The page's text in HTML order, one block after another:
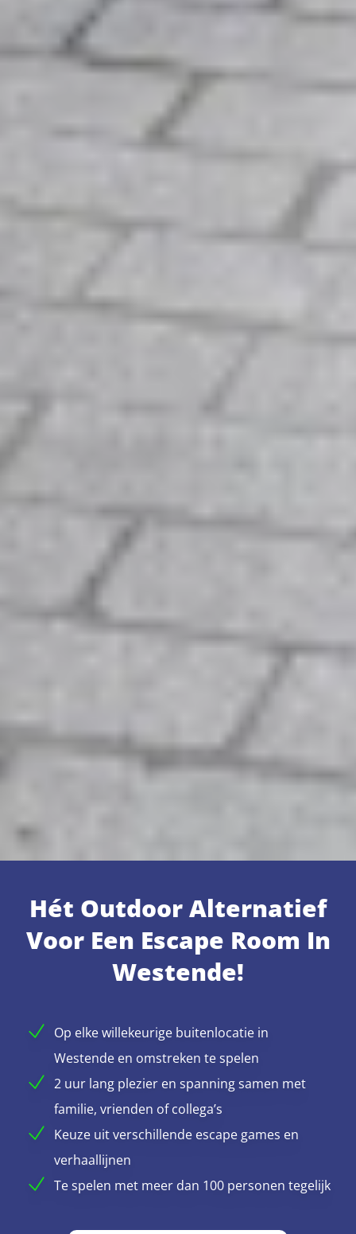
Hét Outdoor Alternatief
Voor Een Escape Room In
Westende!
Op elke willekeurige buitenlocatie in
Westende en omstreken te spelen
2 uur lang plezier en spanning samen met
familie, vrienden of collega’s
Keuze uit verschillende escape games en
verhaallijnen
Te spelen met meer dan 100 personen tegelijk